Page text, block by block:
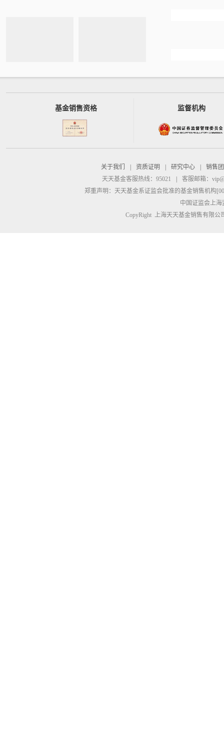
基金销售资格 监督机构
关于我们 资质证明 研究中心
销售
天天基金客服热线：95021
客服邮箱：
郑重声明： 天天基金系证监会批准的基金销售机构
中国证监会上
CopyRight 上海天天基金销售有限